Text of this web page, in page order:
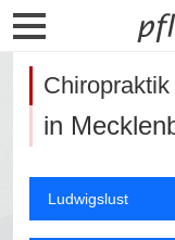
Chiropraktik
in
Ludwigslust